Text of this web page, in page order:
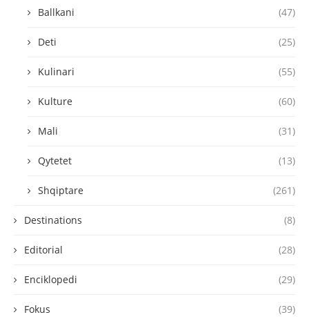
Ballkani (47)
Deti (25)
Kulinari (55)
Kulture (60)
Mali (31)
Qytetet (13)
Shqiptare (261)
Destinations (8)
Editorial (28)
Enciklopedi (29)
Fokus (39)